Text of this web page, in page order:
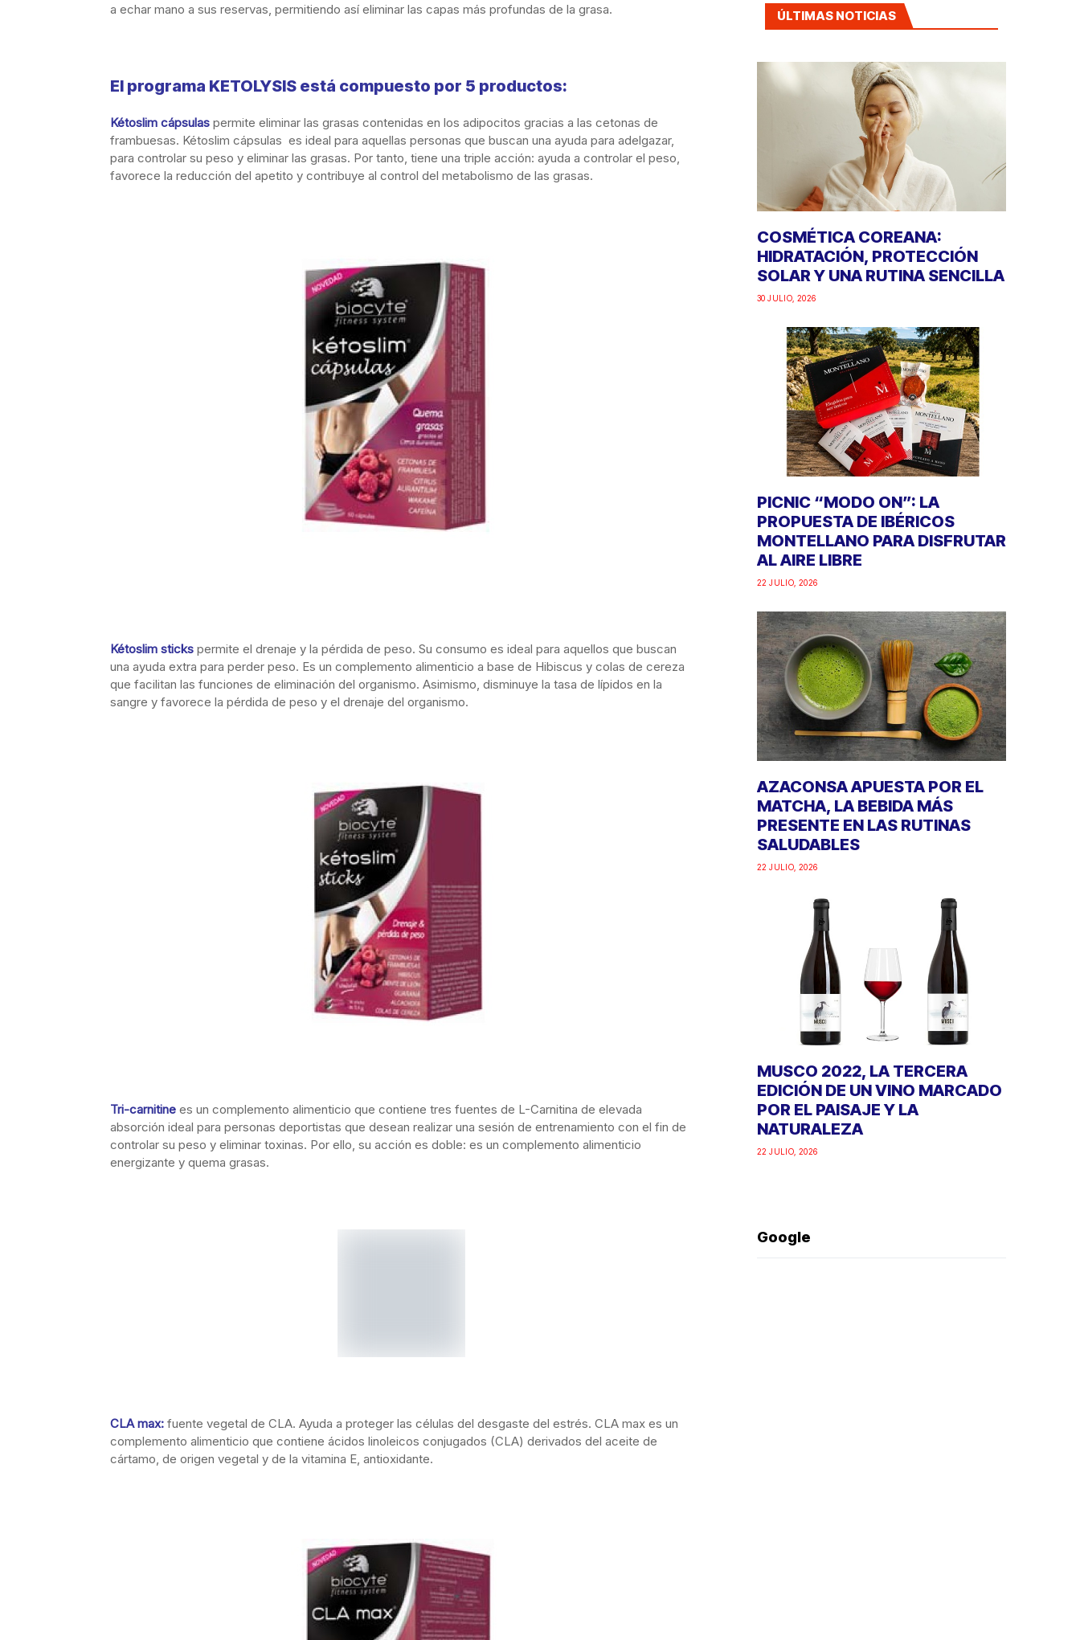
a echar mano a sus reservas, permitiendo así eliminar las capas más profundas de la grasa.
El programa KETOLYSIS está compuesto por 5 productos:
Kétoslim cápsulas permite eliminar las grasas contenidas en los adipocitos gracias a las cetonas de
frambuesas. Kétoslim cápsulas es ideal para aquellas personas que buscan una ayuda para adelgazar,
para controlar su peso y eliminar las grasas. Por tanto, tiene una triple acción: ayuda a controlar el peso,
favorece la reducción del apetito y contribuye al control del metabolismo de las grasas.
Kétoslim sticks permite el drenaje y la pérdida de peso. Su consumo es ideal para aquellos que buscan
una ayuda extra para perder peso. Es un complemento alimenticio a base de Hibiscus y colas de cereza
que facilitan las funciones de eliminación del organismo. Asimismo, disminuye la tasa de lípidos en la
sangre y favorece la pérdida de peso y el drenaje del organismo.
Tri-carnitine es un complemento alimenticio que contiene tres fuentes de L-Carnitina de elevada
absorción ideal para personas deportistas que desean realizar una sesión de entrenamiento con el fin de
controlar su peso y eliminar toxinas. Por ello, su acción es doble: es un complemento alimenticio
energizante y quema grasas.
ÚLTIMAS NOTICIAS
COSMÉTICA COREANA:
HIDRATACIÓN, PROTECCIÓN
SOLAR Y UNA RUTINA SENCILLA
30 JULIO, 2026
PICNIC “MODO ON”: LA
PROPUESTA DE IBÉRICOS
MONTELLANO PARA DISFRUTAR
AL AIRE LIBRE
22 JULIO, 2026
AZACONSA APUESTA POR EL
MATCHA, LA BEBIDA MÁS
PRESENTE EN LAS RUTINAS
SALUDABLES
22 JULIO, 2026
MUSCO 2022, LA TERCERA
EDICIÓN DE UN VINO MARCADO
POR EL PAISAJE Y LA
NATURALEZA
22 JULIO, 2026
Google